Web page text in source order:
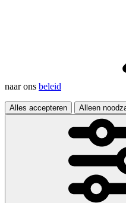
naar ons beleid
Alles accepteren Alleen